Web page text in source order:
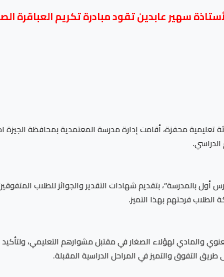
سهير عابدين تقود مبادرة تكريم العباقرة
محفزة، أقامت إدارة مدرسة المعتمدية بمحافظة الجيزة
أول بالمدرسة”، بتقديم شهادات التقدير والجوائز للطلاب
فرحتهم بهذا التميز.
والمادي لهؤلاء الصغار في مقتبل مشوارهم التعليمي،
التفوق والتميز في المراحل الدراسية المقبلة.